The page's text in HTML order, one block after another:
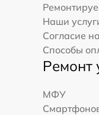
Наши
Согласие
Способы
Ремонт
МФУ